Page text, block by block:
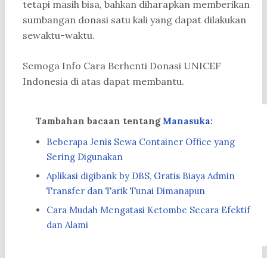
tetapi masih bisa, bahkan diharapkan memberikan
sumbangan donasi satu kali yang dapat dilakukan
sewaktu-waktu.
Semoga Info Cara Berhenti Donasi UNICEF
Indonesia di atas dapat membantu.
Tambahan bacaan tentang Manasuka:
Beberapa Jenis Sewa Container Office yang
Sering Digunakan
Aplikasi digibank by DBS, Gratis Biaya Admin
Transfer dan Tarik Tunai Dimanapun
Cara Mudah Mengatasi Ketombe Secara Efektif
dan Alami